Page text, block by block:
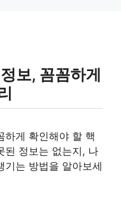
보, 꼼꼼하게
하게 확인해야 할 핵
된 정보는 없는지, 나
기는 방법을 알아보세